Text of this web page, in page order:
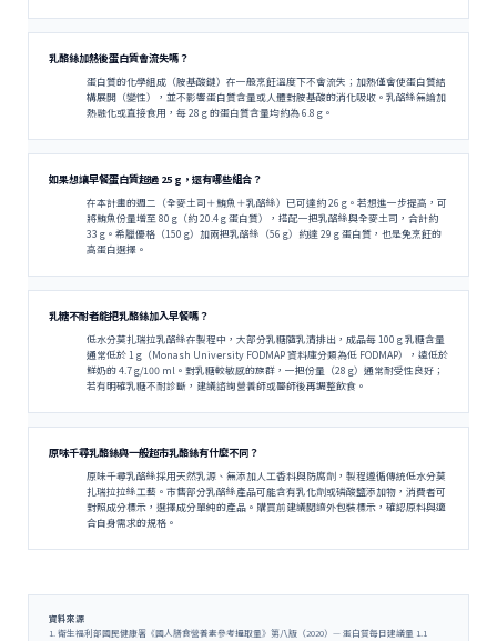
乳酪絲加熱後蛋白質會流失嗎？
蛋白質的化學組成（胺基酸鏈）在一般烹飪溫度下不會流失；加熱僅會使蛋白質結
構展開（變性），並不影響蛋白質含量或人體對胺基酸的消化吸收。乳酪絲無論加
熱融化或直接食用，每 28 g 的蛋白質含量均約為 6.8 g。
如果想讓早餐蛋白質超過 25 g，還有哪些組合？
在本計畫的週二（全麥土司＋鮪魚＋乳酪絲）已可達約 26 g。若想進一步提高，可
將鮪魚份量增至 80 g（約 20.4 g 蛋白質），搭配一把乳酪絲與全麥土司，合計約
33 g。希臘優格（150 g）加兩把乳酪絲（56 g）約達 29 g 蛋白質，也是免烹飪的
高蛋白選擇。
乳糖不耐者能把乳酪絲加入早餐嗎？
低水分莫扎瑞拉乳酪絲在製程中，大部分乳糖隨乳清排出，成品每 100 g 乳糖含量
通常低於 1 g（Monash University FODMAP 資料庫分類為低 FODMAP），遠低於
鮮奶的 4.7 g/100 ml。對乳糖較敏感的族群，一把份量（28 g）通常耐受性良好；
若有明確乳糖不耐診斷，建議諮詢營養師或醫師後再調整飲食。
原味千尋乳酪絲與一般超市乳酪絲有什麼不同？
原味千尋乳酪絲採用天然乳源、無添加人工香料與防腐劑，製程遵循傳統低水分莫
扎瑞拉拉絲工藝。市售部分乳酪絲產品可能含有乳化劑或磷酸鹽添加物，消費者可
對照成分標示，選擇成分單純的產品。購買前建議閱讀外包裝標示，確認原料與適
合自身需求的規格。
資料來源
1. 衛生福利部國民健康署《國人膳食營養素參考攝取量》第八版（2020）— 蛋白質每日建議量 1.1